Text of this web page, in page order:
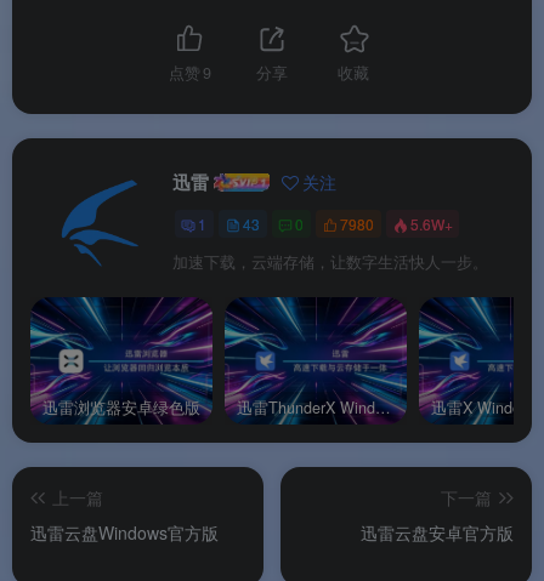
支持通过CloudDrive2挂载阿里云盘等第三方网盘，
文件跨设备高速下载与同步
集或类型归类。
🔧丰富工具集
✨软件特色
✨软件特色
🆕版本跨越式升级
：从12直接跳至17版本，与迅
点赞 9 分享 收藏
迅雷 关注
1 43 0 7980 5.6W+
加速下载，云端存储，让数字生活快人一步。
迅雷浏览器安卓绿色版 迅雷ThunderX Windows绿色版 迅雷X
上一篇
迅雷云盘Windows官方版
下一篇
迅雷云盘安卓官方版